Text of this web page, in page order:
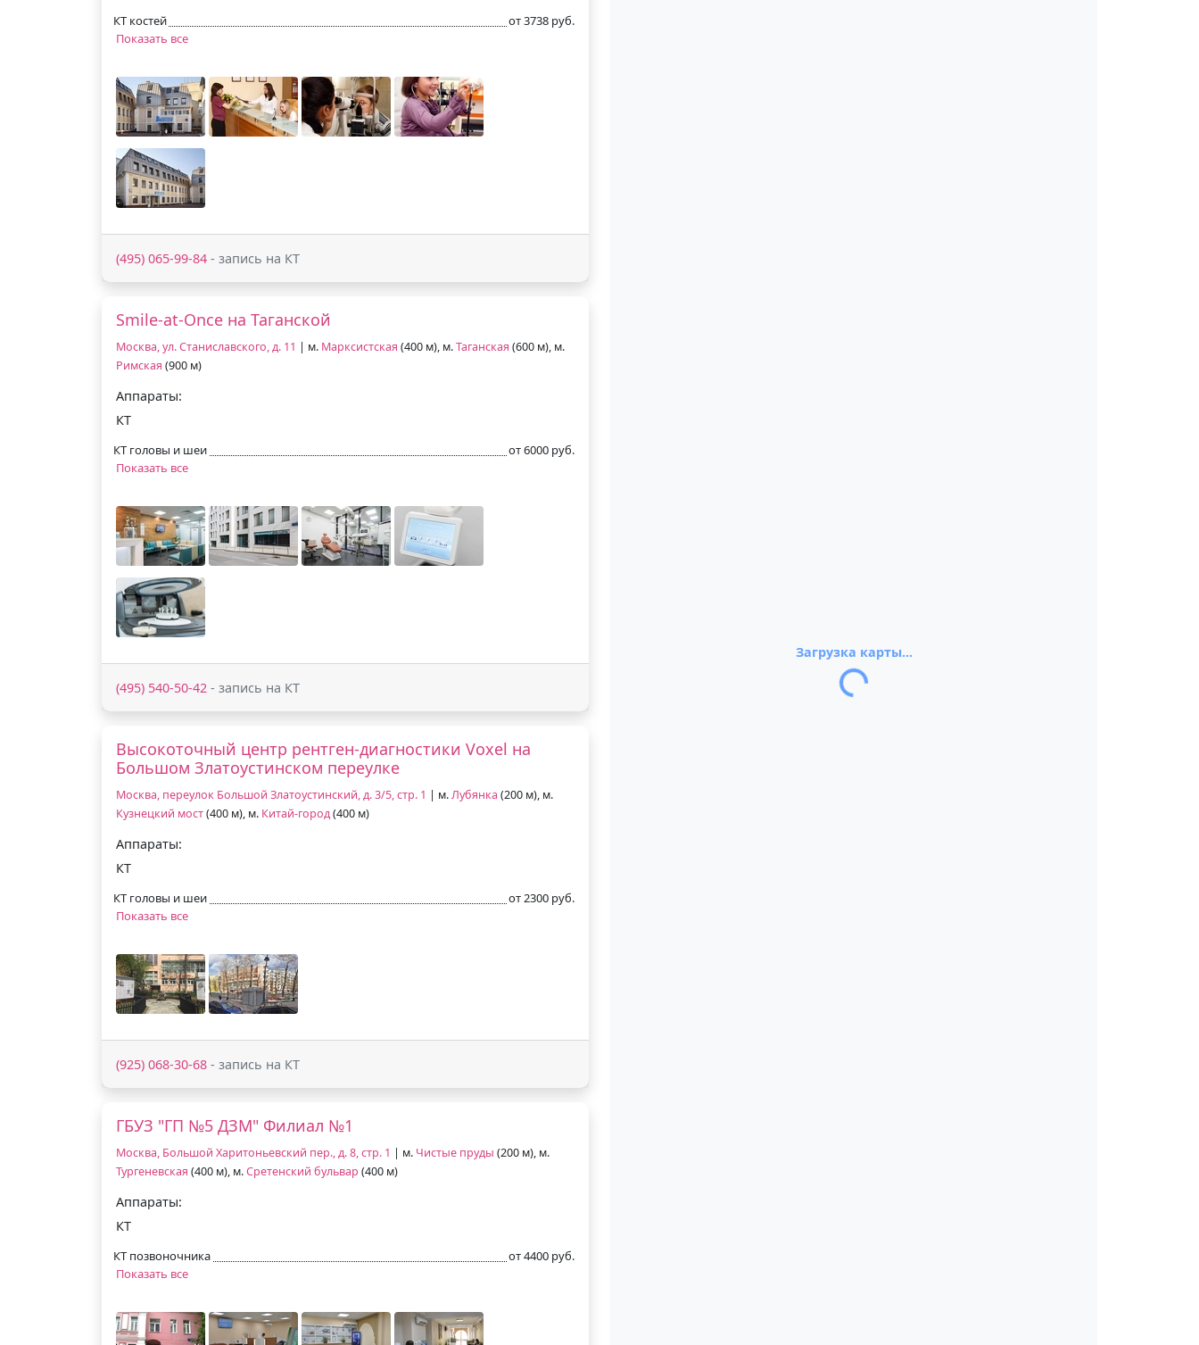
КТ костей
от 3738 руб.
Показать все
(495) 065-99-84 - запись на КТ
Smile-at-Once на Таганской
Москва, ул. Станиславского, д. 11 | м. Марксистская (400 м), м.Таганская (600 м), м.
Римская (900 м)
Аппараты:
КТ
КТ головы и шеи
от 6000 руб.
Показать все
(495) 540-50-42 - запись на КТ
Высокоточный центр рентген-диагностики Voxel на
Большом Златоустинском переулке
Москва, переулок Большой Златоустинский, д. 3/5, стр. 1 | м.Лубянка (200 м), м.
Кузнецкий мост(400 м), м. Китай-город(400 м)
Аппараты:
КТ
КТ головы и шеи
от 2300 руб.
Показать все
(925) 068-30-68 - запись на КТ
ГБУЗ "ГП №5 ДЗМ" Филиал №1
Москва, Большой Харитоньевский пер., д. 8, стр. 1 | м. Чистые пруды (200 м), м.
Тургеневская (400 м), м.Сретенский бульвар (400 м)
Аппараты:
КТ
КТ позвоночника
от 4400 руб.
Показать все
Загрузка карты...